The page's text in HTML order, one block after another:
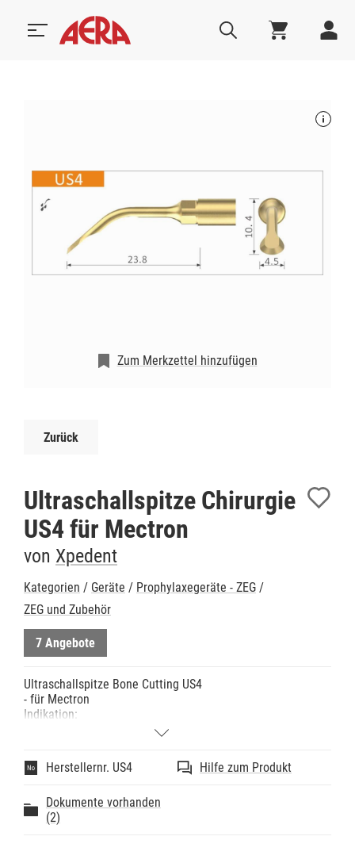
Zum Merkzettel hinzufügen
Zurück
Ultraschallspitze Chirurgie
US4 für Mectron
von Xpedent
Kategorien / Geräte / Prophylaxegeräte - ZEG /
ZEG und Zubehör
7 Angebote
Ultraschallspitze Bone Cutting US4
- für Mectron
Indikation:
- Osteoplastik-Skalpell. Universelle Osteoplastik,
Entnahme von Knochenchips, Entfernung von
entzündlichem Gewebe (Zysten usw.)
Herstellernr. US4 Hilfe zum Produkt
Dokumente vorhanden
(2)